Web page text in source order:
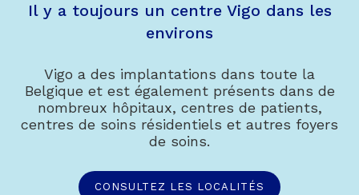
Il y a toujours un centre Vigo dans les
environs
Vigo a des implantations dans toute la
Belgique et est également présents dans de
nombreux hôpitaux, centres de patients,
centres de soins résidentiels et autres foyers
de soins.
CONSULTEZ LES LOCALITÉS